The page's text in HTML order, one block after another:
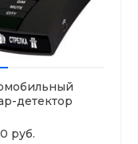
детектор
руб.